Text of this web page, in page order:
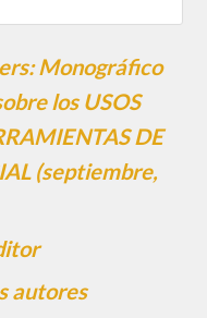
Monográfico
los USOS
DE
(septiembre,
autores